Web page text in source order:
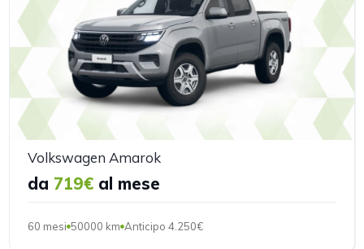
Volkswagen Amarok
da 719€ al mese
60 mesi 50000 km Anticipo 4.250€